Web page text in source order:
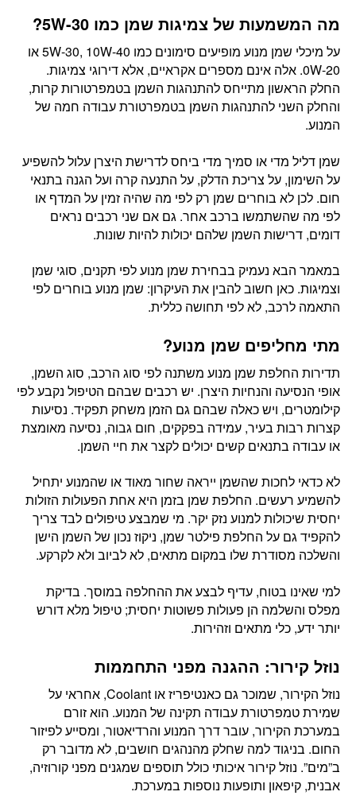
מה המשמעות של צמיגות שמן כמו 5W-30?
על מיכלי שמן מנוע מופיעים סימונים כמו 5W-30, 10W-40 או
0W-20. אלה אינם מספרים אקראיים, אלא דירוגי צמיגות.
החלק הראשון מתייחס להתנהגות השמן בטמפרטורות קרות,
והחלק השני להתנהגות השמן בטמפרטורת עבודה חמה של
המנוע.
שמן דליל מדי או סמיך מדי ביחס לדרישת היצרן עלול להשפיע
על השימון, על צריכת הדלק, על התנעה קרה ועל הגנה בתנאי
חום. לכן לא בוחרים שמן רק לפי מה שהיה זמין על המדף או
לפי מה שהשתמשו ברכב אחר. גם אם שני רכבים נראים
דומים, דרישות השמן שלהם יכולות להיות שונות.
במאמר הבא נעמיק בבחירת שמן מנוע לפי תקנים, סוגי שמן
וצמיגות. כאן חשוב להבין את העיקרון: שמן מנוע בוחרים לפי
התאמה לרכב, לא לפי תחושה כללית.
מתי מחליפים שמן מנוע?
תדירות החלפת שמן מנוע משתנה לפי סוג הרכב, סוג השמן,
אופי הנסיעה והנחיות היצרן. יש רכבים שבהם הטיפול נקבע לפי
קילומטרים, ויש כאלה שבהם גם הזמן משחק תפקיד. נסיעות
קצרות רבות בעיר, עמידה בפקקים, חום גבוה, נסיעה מאומצת
או עבודה בתנאים קשים יכולים לקצר את חיי השמן.
לא כדאי לחכות שהשמן ייראה שחור מאוד או שהמנוע יתחיל
להשמיע רעשים. החלפת שמן בזמן היא אחת הפעולות הזולות
יחסית שיכולות למנוע נזק יקר. מי שמבצע טיפולים לבד צריך
להקפיד גם על החלפת פילטר שמן, ניקוז נכון של השמן הישן
והשלכה מסודרת שלו במקום מתאים, לא לביוב ולא לקרקע.
למי שאינו בטוח, עדיף לבצע את ההחלפה במוסך. בדיקת
מפלס והשלמה הן פעולות פשוטות יחסית; טיפול מלא דורש
יותר ידע, כלי מתאים וזהירות.
נוזל קירור: ההגנה מפני התחממות
נוזל הקירור, שמוכר גם כאנטיפריז או Coolant, אחראי על
שמירת טמפרטורת עבודה תקינה של המנוע. הוא זורם
במערכת הקירור, עובר דרך המנוע והרדיאטור, ומסייע לפיזור
החום. בניגוד למה שחלק מהנהגים חושבים, לא מדובר רק
ב”מים”. נוזל קירור איכותי כולל תוספים שמגנים מפני קורוזיה,
אבנית, קיפאון ותופעות נוספות במערכת.